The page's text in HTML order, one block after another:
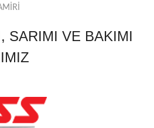
SARIMI VE BAKIMI